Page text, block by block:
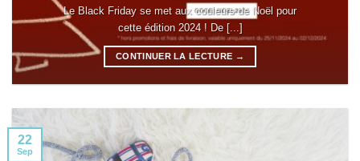
Le Black Friday se met aux couleurs de Noël pour
cette édition 2024 ! De [...]
CONTINUER LA LECTURE →
22
Sep